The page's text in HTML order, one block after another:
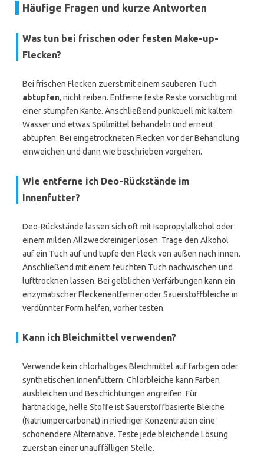
Häufige Fragen und kurze Antworten
Was tun bei frischen oder festen Make-up-
Flecken?
Bei frischen Flecken zuerst mit einem sauberen Tuch
abtupfen, nicht reiben. Entferne feste Reste vorsichtig mit
einer stumpfen Kante. Anschließend punktuell mit kaltem
Wasser und etwas Spülmittel behandeln und erneut
abtupfen. Bei eingetrockneten Flecken vor der Behandlung
einweichen und dann wie beschrieben vorgehen.
Wie entferne ich Deo-Rückstände im
Innenfutter?
Deo-Rückstände lassen sich oft mit Isopropylalkohol oder
einem milden Allzweckreiniger lösen. Trage den Alkohol
auf ein Tuch auf und tupfe den Fleck von außen nach innen.
Anschließend mit einem feuchten Tuch nachwischen und
lufttrocknen lassen. Bei gelblichen Verfärbungen kann ein
enzymatischer Fleckenentferner oder Sauerstoffbleiche in
verdünnter Form helfen, vorher testen.
Kann ich Bleichmittel verwenden?
Verwende kein chlorhaltiges Bleichmittel auf farbigen oder
synthetischen Innenfuttern. Chlorbleiche kann Farben
ausbleichen und Beschichtungen angreifen. Für
hartnäckige, helle Stoffe ist Sauerstoffbasierte Bleiche
(Natriumpercarbonat) in niedriger Konzentration eine
schonendere Alternative. Teste jede bleichende Lösung
zuerst an einer unauffälligen Stelle.